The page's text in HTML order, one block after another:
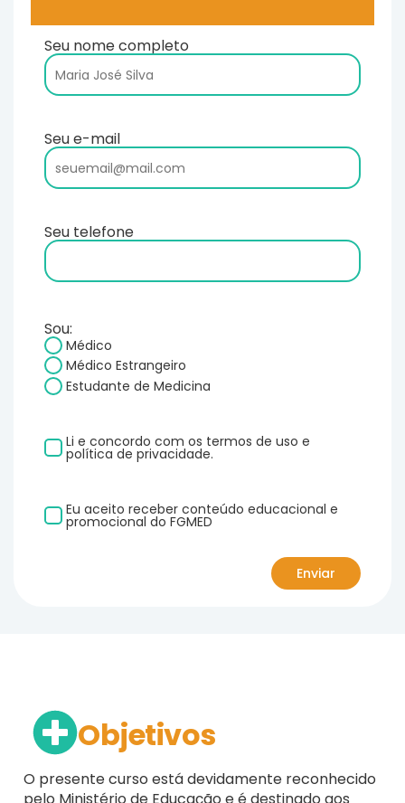
Seu nome completo
Seu e-mail
Seu telefone
Sou:
Médico
Médico Estrangeiro
Estudante de Medicina
Li e concordo com os termos de uso e
política de privacidade.
Eu aceito receber conteúdo educacional e
promocional do FGMED
Objetivos
O presente curso está devidamente reconhecido
pelo Ministério de Educação e é destinado aos